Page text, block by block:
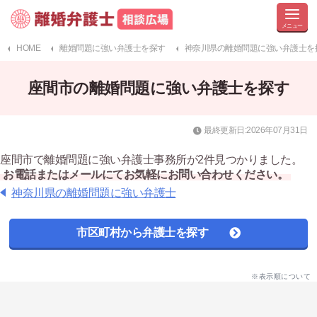
HOME 離婚問題に強い弁護士を探す 神奈川県の離婚問題に強い弁護士を
座間市の離婚問題に強い弁護士を探す
最終更新日:2026年07月31日
座間市で離婚問題に強い弁護士事務所が2件見つかりました。
お電話またはメールにてお気軽にお問い合わせください。
神奈川県の離婚問題に強い弁護士
市区町村から弁護士を探す
※表示順について